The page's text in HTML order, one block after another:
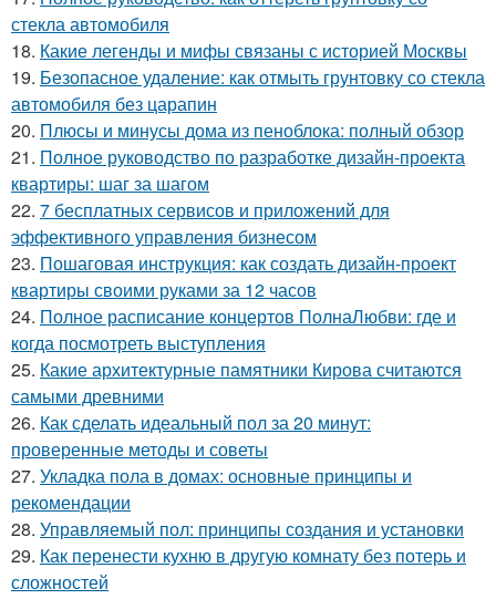
стекла автомобиля
18. Какие легенды и мифы связаны с историей Москвы
19. Безопасное удаление: как отмыть грунтовку со стекла
автомобиля без царапин
20. Плюсы и минусы дома из пеноблока: полный обзор
21. Полное руководство по разработке дизайн-проекта
квартиры: шаг за шагом
22. 7 бесплатных сервисов и приложений для
эффективного управления бизнесом
23. Пошаговая инструкция: как создать дизайн-проект
квартиры своими руками за 12 часов
24. Полное расписание концертов ПолнаЛюбви: где и
когда посмотреть выступления
25. Какие архитектурные памятники Кирова считаются
самыми древними
26. Как сделать идеальный пол за 20 минут:
проверенные методы и советы
27. Укладка пола в домах: основные принципы и
рекомендации
28. Управляемый пол: принципы создания и установки
29. Как перенести кухню в другую комнату без потерь и
сложностей